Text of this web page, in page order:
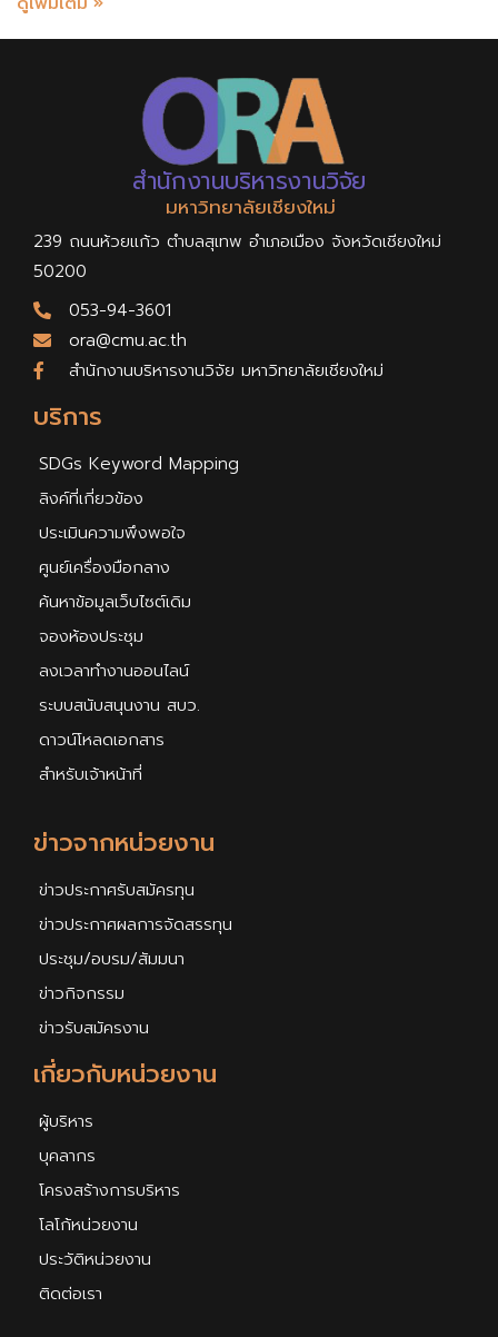
เกี่ยวกับหน่วยงาน
ผู้บริหาร
บุคลากร
โครงสร้างการบริหาร
โลโก้หน่วยงาน
ประวัติหน่วยงาน
ติดต่อเรา
ข่าวจากหน่วยงาน
ข่าวประกาศรับสมัครทุน
ข่าวประกาศผลการจัดสรรทุน
ประชุม/อบรม/สัมมนา
ข่าวกิจกรรม
ข่าวรับสมัครงาน
บริการ
SDGs Keyword Mapping
ลิงค์ที่เกี่ยวข้อง
ประเมินความพึงพอใจ
ศูนย์เครื่องมือกลาง
ค้นหาข้อมูลเว็บไซต์เดิม
จองห้องประชุม
ลงเวลาทำงานออนไลน์
ระบบสนับสนุนงาน สบว.
ดาวน์โหลดเอกสาร
สำหรับเจ้าหน้าที่
สำนักงานบริหารงานวิจัย
มหาวิทยาลัยเชียงใหม่
239 ถนนห้วยแก้ว ตำบลสุเทพ อำเภอเมือง จังหวัดเชียงใหม่
50200
053-94-3601
ora@cmu.ac.th
สำนักงานบริหารงานวิจัย มหาวิทยาลัยเชียงใหม่